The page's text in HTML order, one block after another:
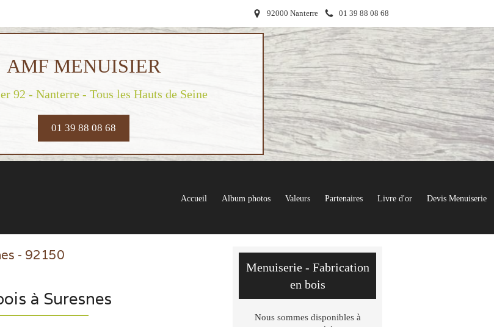
01 39 88 08 68
92000 Nanterre
AMF MENUISIER
92 - Nanterre - Tous les Hauts de Seine
01 39 88 08 68
Accueil Album photos Valeurs Partenaires Livre d'or Devis Menuiserie
- 92150
à Suresnes
Menuiserie - Fabrication
en bois
Nous sommes disponibles à